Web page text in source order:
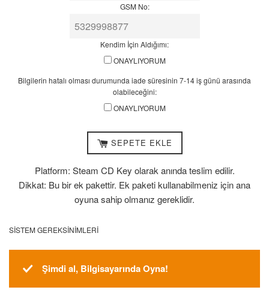
GSM No:
Kendim İçin Aldığımı:
ONAYLIYORUM
Bilgilerin hatalı olması durumunda iade süresinin 7-14 iş günü arasında
olabileceğini:
ONAYLIYORUM
SEPETE EKLE
Platform: Steam CD Key olarak anında teslim edilir.
Dikkat: Bu bir ek pakettir. Ek paketi kullanabilmeniz için ana
oyuna sahip olmanız gereklidir.
SISTEM GEREKSINIMLERI
Şimdi al, Bilgisayarında Oyna!